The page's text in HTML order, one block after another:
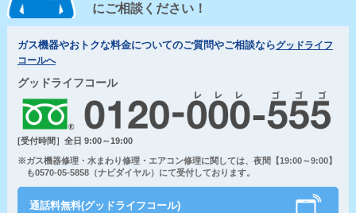
にご相談ください！
ガス機器やおトクな料金についてのご質問やご相談ならグッドライフ
コールへ
グッドライフコール
[受付時間］全日 9:00～19:00
※ガス機器修理・水まわり修理・エアコン修理に関しては、夜間【19:00～9:00】
も0570-05-5858（ナビダイヤル）にて受付しております。
通話料無料(グッドライフコール)